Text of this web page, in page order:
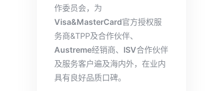
作委员会，为
Visa&MasterCard官方授权服
务商&TPP及合作伙伴、
Austreme经销商、 ISV合作伙伴
及服务客户遍及海内外，在业内
具有良好品质口碑。